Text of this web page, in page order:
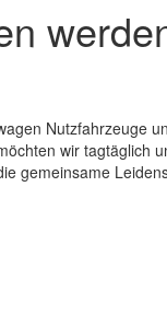
Nutzfahrzeuge
wir tagtäglich
gemeinsame